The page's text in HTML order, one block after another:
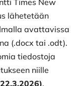
Times New
lähetetään
avattavissa
(.docx tai .odt).
tiedostoja
niille
.